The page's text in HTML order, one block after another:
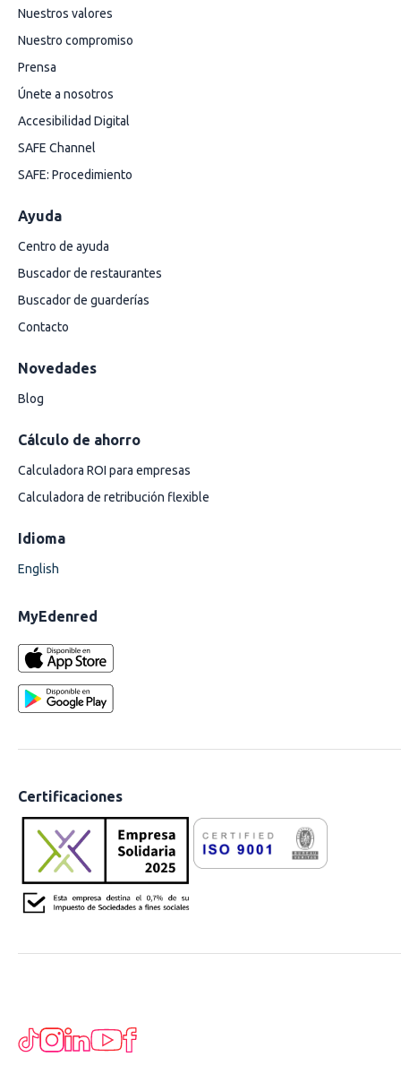
Nuestros valores
Nuestro compromiso
Prensa
Únete a nosotros
Accesibilidad Digital
SAFE Channel
SAFE: Procedimiento
Ayuda
Centro de ayuda
Buscador de restaurantes
Buscador de guarderías
Contacto
Novedades
Blog
Cálculo de ahorro
Calculadora ROI para empresas
Calculadora de retribución flexible
Idioma
English
MyEdenred
Certificaciones